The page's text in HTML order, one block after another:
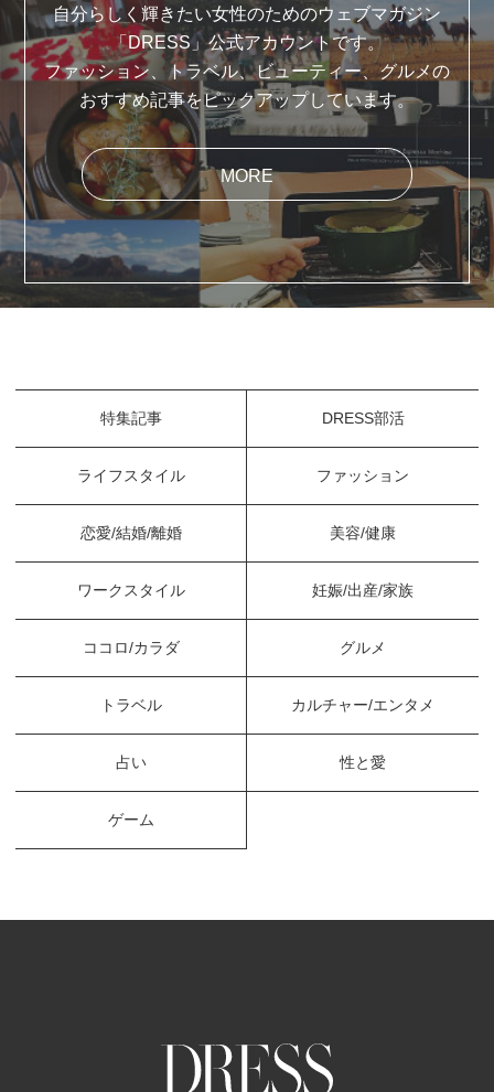
自分らしく輝きたい女性のためのウェブマガジン
「DRESS」公式アカウントです。
ファッション、トラベル、ビューティー、グルメの
おすすめ記事をピックアップしています。
MORE
特集記事 DRESS部活
ライフスタイル ファッション
恋愛/結婚/離婚 美容/健康
ワークスタイル 妊娠/出産/家族
ココロ/カラダ グルメ
トラベル カルチャー/エンタメ
占い 性と愛
ゲーム